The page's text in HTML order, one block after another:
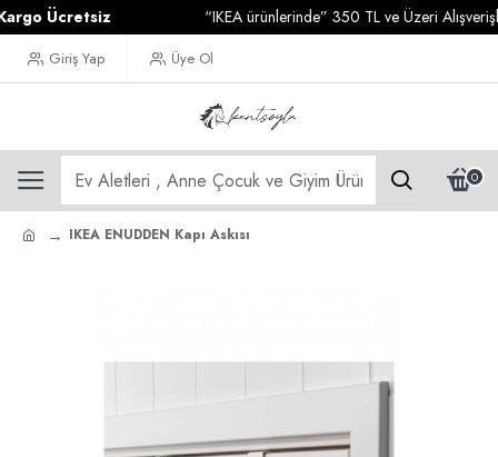
Ücretsiz “IKEA ürünlerinde” 350 TL ve Üzeri
Giriş Yap Üye Ol
0
IKEA ENUDDEN Kapı Askısı